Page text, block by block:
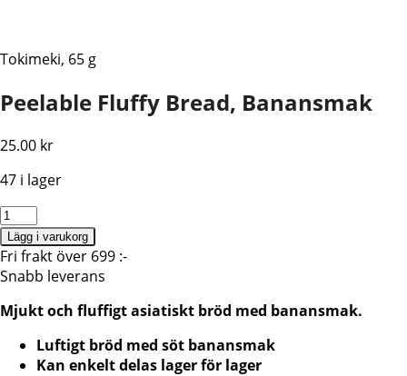
Tokimeki, 65 g
Peelable Fluffy Bread, Banansmak
25.00 kr
47 i lager
Peelable
Fluffy
Bread,
Banansmak
Lägg i varukorg
Fri frakt över 699 :-
Snabb leverans
Mjukt och fluffigt asiatiskt bröd med banansmak.
Luftigt bröd med söt banansmak
Kan enkelt delas lager för lager